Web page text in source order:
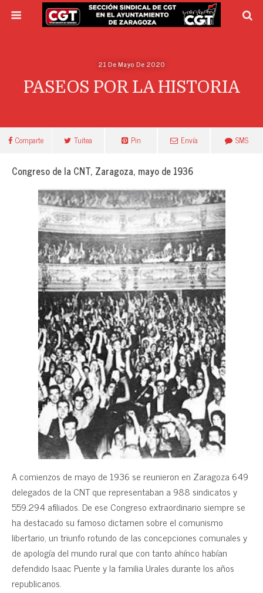
21 De Mayo De 2020
PASEOS POR LA HISTORIA
Comparte Tuitea Pin Envía SMS
Congreso de la CNT, Zaragoza, mayo de 1936
A comienzos de mayo de 1936 se reunieron en Zaragoza 649
delegados de la CNT que representaban a 988 sindicatos y
559.294 afiliados. De ese Congreso extraordinario siempre se
ha destacado su famoso dictamen sobre el comunismo
libertario, un triunfo rotundo de las concepciones comunales y
de apología del mundo rural que con tanto ahínco habían
defendido Isaac Puente y la familia Urales durante los años
republicanos.